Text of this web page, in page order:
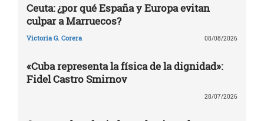
Ceuta: ¿por qué España y Europa evitan
culpar a Marruecos?
Victoria G. Corera 08/08/2026
«Cuba representa la física de la dignidad»:
Fidel Castro Smirnov
28/07/2026